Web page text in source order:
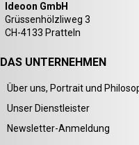
Ideoon GmbH
Grüssenhölzliweg 3
CH-4133 Pratteln
DAS UNTERNEHMEN
Über uns, Portrait und
Unser Dienstleister
Newsletter-Anmeldung